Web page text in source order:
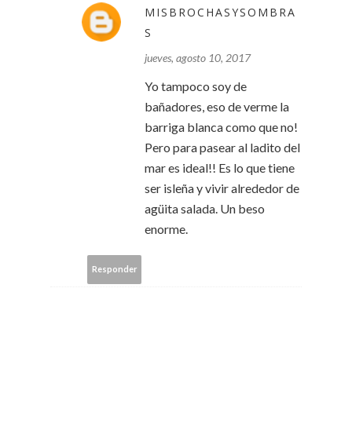
MISBROCHASYSOMBRA
S
jueves, agosto 10, 2017
Yo tampoco soy de
bañadores, eso de verme la
barriga blanca como que no!
Pero para pasear al ladito del
mar es ideal!! Es lo que tiene
ser isleña y vivir alrededor de
agüita salada. Un beso
enorme.
Responder